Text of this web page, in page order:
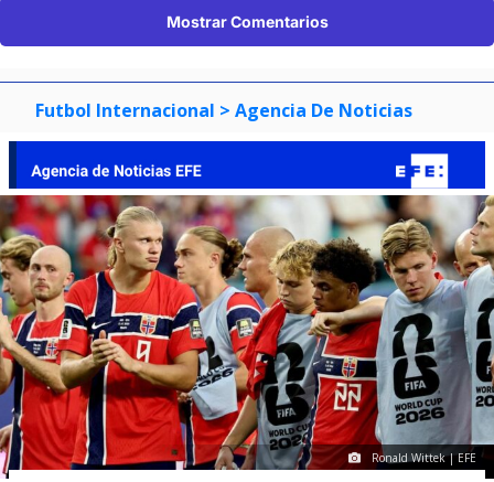
Mostrar Comentarios
Futbol Internacional > Agencia De Noticias
Ronald Wittek | EFE